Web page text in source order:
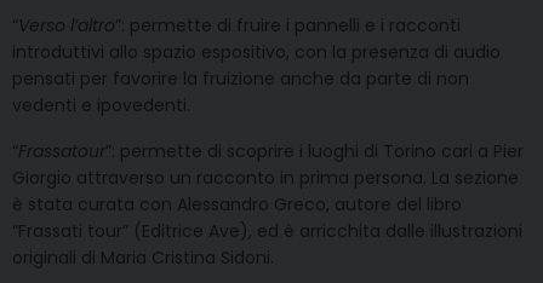
“Verso l’altro”: permette di fruire i pannelli e i racconti
introduttivi allo spazio espositivo, con la presenza di audio
pensati per favorire la fruizione anche da parte di non
vedenti e ipovedenti.
“Frassatour”: permette di scoprire i luoghi di Torino cari a Pier
Giorgio attraverso un racconto in prima persona. La sezione
è stata curata con Alessandro Greco, autore del libro
“Frassati tour” (Editrice Ave), ed è arricchita dalle illustrazioni
originali di Maria Cristina Sidoni.